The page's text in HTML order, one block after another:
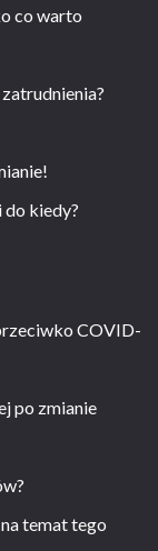
co warto
kiedy?
COVID-
po zmianie
temat tego